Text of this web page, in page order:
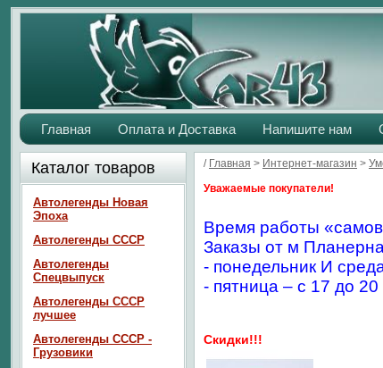
Главная Оплата и Доставка Напишите нам
/ Главная > Интернет-магазин >
Уважаемые покупатели!
Время работы
Заказы от м
- понедельник И
- пятница – с 17 до 20
Скидки!!!
Каталог товаров
Автолегенды Новая
Эпоха
Автолегенды СССР
Автолегенды
Спецвыпуск
Автолегенды СССР
лучшее
Автолегенды СССР -
Грузовики